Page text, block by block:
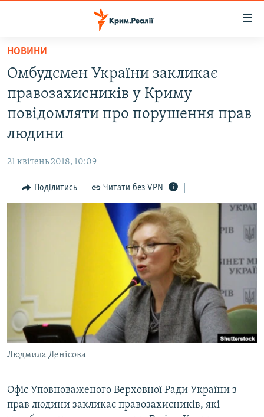
Перейти
основного
матеріалу
Перейти
до
основної
Перейти
пошуку
НОВИНИ
ВОДА.КРИМ
ВІДЕО ТА ФОТО
ІНТЕРВ'Ю
ВІДЕОУРОКИ «ELIFBE»
СВІДЧЕННЯ ОКУПАЦІЇ
УКРАЇНСЬКА ПРОБЛЕМА КРИМУ
ІНФОГРАФІКА
ЯК ОБІЙТИ БЛОКУВАННЯ
Qırımtatar
ДОЛУЧАЙСЯ!
Усі сайти RFE/RL
НОВИНИ
Омбудсмен України закликає
правозахисників у Криму
повідомляти про порушення прав
людини
21 квітень 2018, 10:09
Поділитись Читати без VPN
Людмила Денісова
Офіс Уповноваженого Верховної Ради України з
прав людини закликає правозахисників, які